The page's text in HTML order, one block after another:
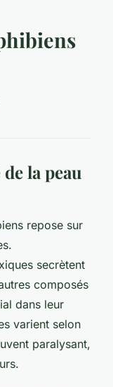
la peau
repose sur
secrètent
composés
dans leur
varient selon
paralysant,